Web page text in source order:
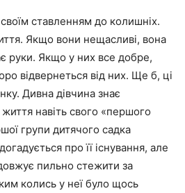
ставленням до колишніх.
Якщо вони нещасливі, вона
руки. Якщо у них все добре,
відвернеться від них. Ще б, ці
Дивна дівчина знає
навіть свого «першого
групи дитячого садка
про її існування, але
пильно стежити за
колись у неї було щось